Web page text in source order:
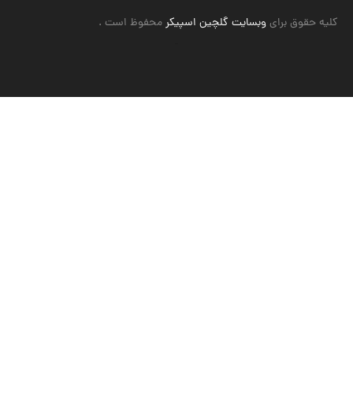
کلیه حقوق برایوبسایت گلچین اسپیکرمحفوظ است .